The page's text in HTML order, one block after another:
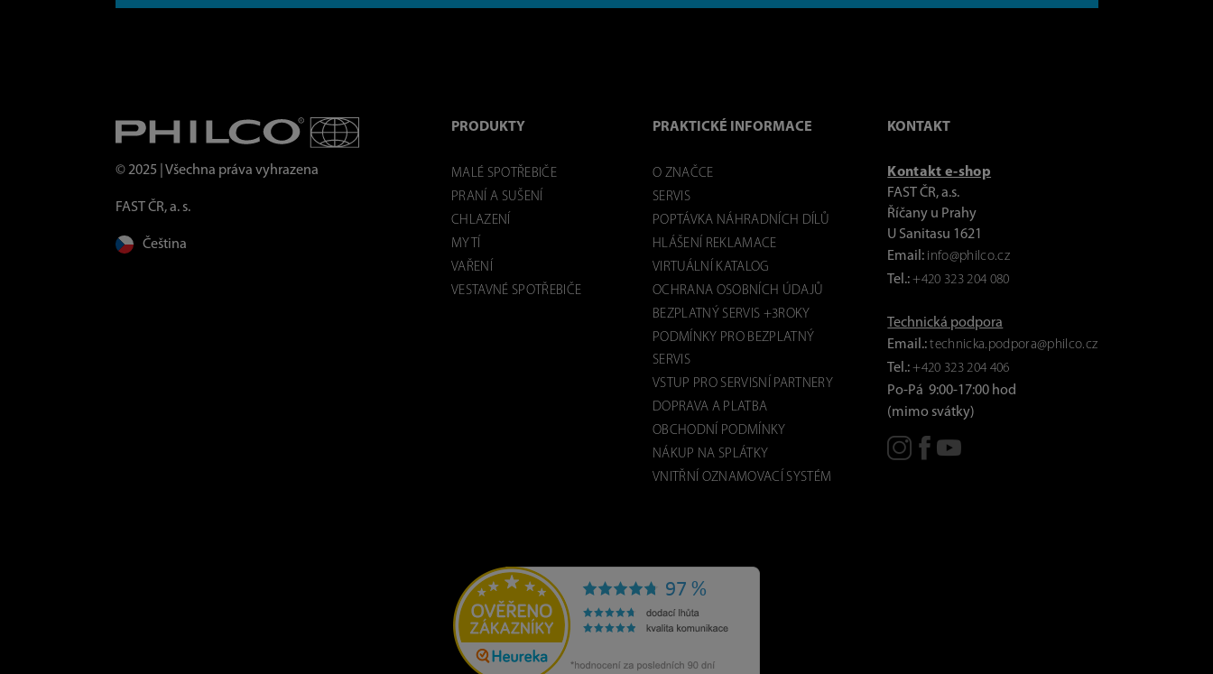
© 2025 | Všechna práva vyhrazena
FAST ČR, a. s.
Čeština
PRODUKTY
MALÉ SPOTŘEBIČE
PRANÍ A SUŠENÍ
CHLAZENÍ
MYTÍ
VAŘENÍ
VESTAVNÉ SPOTŘEBIČE
PRAKTICKÉ INFORMACE
O ZNAČCE
SERVIS
POPTÁVKA NÁHRADNÍCH DÍLŮ
HLÁŠENÍ REKLAMACE
VIRTUÁLNÍ KATALOG
OCHRANA OSOBNÍCH ÚDAJŮ
BEZPLATNÝ SERVIS +3ROKY
PODMÍNKY PRO BEZPLATNÝ
SERVIS
VSTUP PRO SERVISNÍ PARTNERY
DOPRAVA A PLATBA
OBCHODNÍ PODMÍNKY
NÁKUP NA SPLÁTKY
VNITŘNÍ OZNAMOVACÍ SYSTÉM
KONTAKT
Kontakt e-shop
FAST ČR, a.s.
Říčany u Prahy
U Sanitasu 1621
Email: info@philco.cz
Tel.:+420 323 204 080
Technická podpora
Email.:technicka.podpora@philco.cz
Tel.:+420 323 204 406
Po-Pá 9:00-17:00 hod
(mimo svátky)